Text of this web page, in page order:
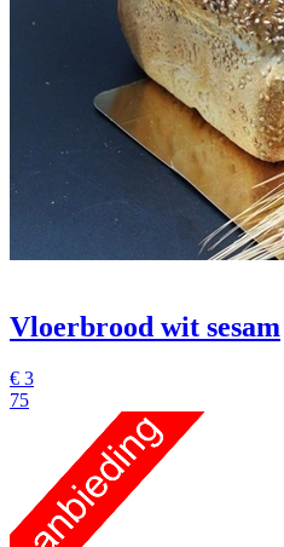
Vloerbrood wit sesam
€ 3
75